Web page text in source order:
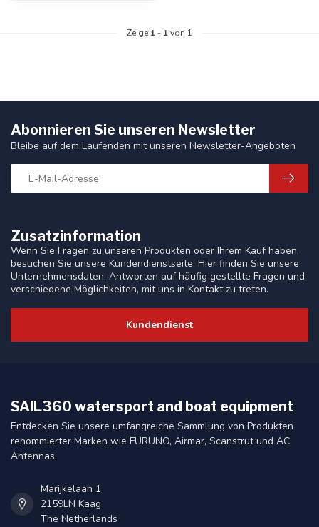
Zeige 1 - 1von 1
Zusatzinformation
Wenn Sie Fragen zu unseren Produkten oder Ihrem Kauf haben,
besuchen Sie unsere Kundendienstseite. Hier finden Sie unsere
Unternehmensdaten, Antworten auf häufig gestellte Fragen und
verschiedene Möglichkeiten, mit uns in Kontakt zu treten.
Kundendienst
Abonnieren Sie unseren Newsletter
Bleibe auf dem Laufenden mit unseren Newsletter-Angeboten
SAIL360 watersport and boat equipment
Entdecken Sie unsere umfangreiche Sammlung von Produkten
renommierter Marken wie FURUNO, Airmar, Scanstrut und AC
Antennas.
Marijkelaan 1
2159LN Kaag
The Netherlands